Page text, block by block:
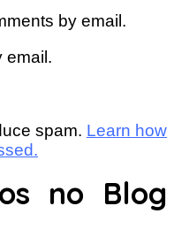
by email.
email.
spam. Learn how
no Blog